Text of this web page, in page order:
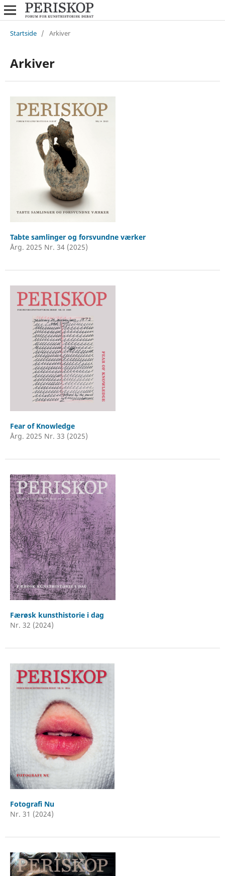
Startside / Arkiver
Arkiver
Tabte samlinger og forsvundne værker
Årg. 2025 Nr. 34 (2025)
Fear of Knowledge
Årg. 2025 Nr. 33 (2025)
Færøsk kunsthistorie i dag
Nr. 32 (2024)
Fotografi Nu
Nr. 31 (2024)